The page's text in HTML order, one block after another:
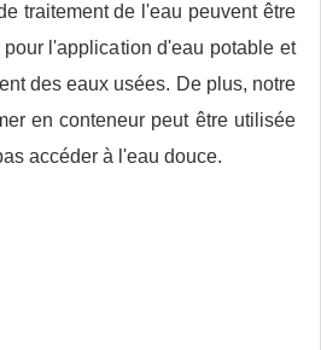
traitement de l'eau peuvent être
l'application d'eau potable et
des eaux usées. De plus, notre
en conteneur peut être utilisée
accéder à l'eau douce.